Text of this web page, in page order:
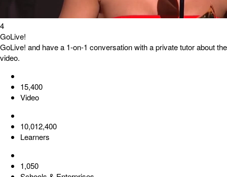
4
GoLive!
GoLive! and have a 1-on-1 conversation with a private tutor about the
video.
15,400
Video
10,012,400
Learners
1,050